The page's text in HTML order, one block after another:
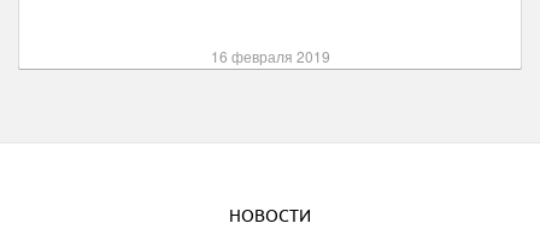
16 февраля 2019
НОВОСТИ